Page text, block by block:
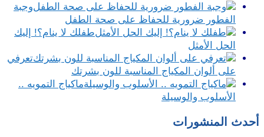
وجبة
الفطور ضرورية للحفاظ على صحة الطفل
طفلك لا ينام؟! إليك
الحل الأمثل
تعرفي
على ألوان المكياج المناسبة للون بشرتك
ماكياج التمويه ..
الأسلوب والوسيلة
أحدث المنشورات